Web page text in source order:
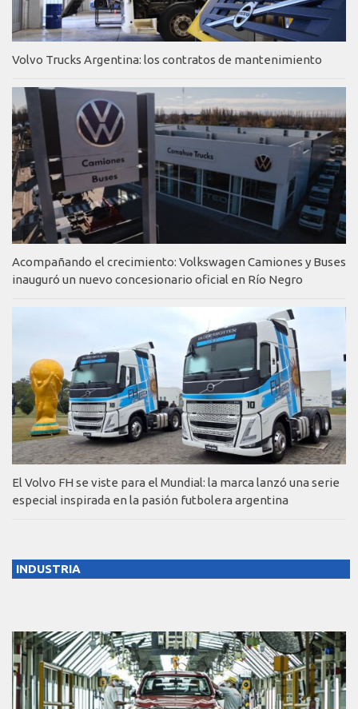
Volvo Trucks Argentina: los contratos de mantenimiento
Acompañando el crecimiento: Volkswagen Camiones y Buses
inauguró un nuevo concesionario oficial en Río Negro
El Volvo FH se viste para el Mundial: la marca lanzó una serie
especial inspirada en la pasión futbolera argentina
INDUSTRIA